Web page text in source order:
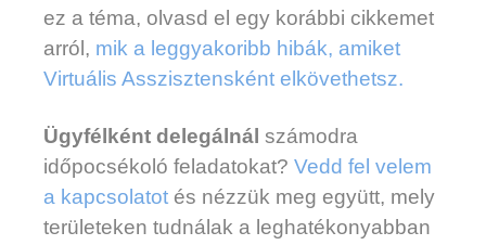
ez a téma, olvasd el egy korábbi cikkemet
arról, mik a leggyakoribb hibák, amiket
Virtuális Asszisztensként elkövethetsz.
Ügyfélként delegálnál számodra
időpocsékoló feladatokat? Vedd fel velem
a kapcsolatot és nézzük meg együtt, mely
területeken tudnálak a leghatékonyabban